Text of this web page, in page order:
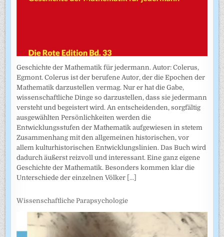
Geschichte der Mathematik für jedermann. Autor: Colerus,
Egmont. Colerus ist der berufene Autor, der die Epochen der
Mathematik darzustellen vermag. Nur er hat die Gabe,
wissenschaftliche Dinge so darzustellen, dass sie jedermann
versteht und begeistert wird. An entscheidenden, sorgfältig
ausgewählten Persönlichkeiten werden die
Entwicklungsstufen der Mathematik aufgewiesen in stetem
Zusammenhang mit den allgemeinen historischen, vor
allem kulturhistorischen Entwicklungslinien. Das Buch wird
dadurch äußerst reizvoll und interessant. Eine ganz eigene
Geschichte der Mathematik. Besonders kommen klar die
Unterschiede der einzelnen Völker [...]
Wissenschaftliche Parapsychologie